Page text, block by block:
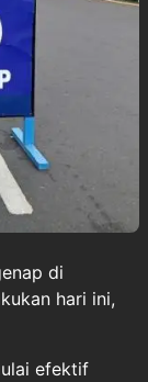
di
hari ini,
efektif